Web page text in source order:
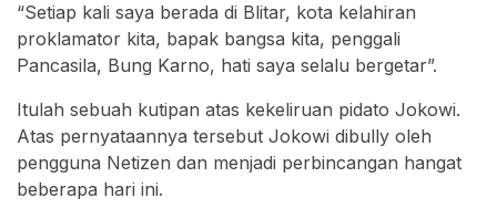
“Setiap kali saya berada di Blitar, kota kelahiran
proklamator kita, bapak bangsa kita, penggali
Pancasila, Bung Karno, hati saya selalu bergetar”.
Itulah sebuah kutipan atas kekeliruan pidato Jokowi.
Atas pernyataannya tersebut Jokowi dibully oleh
pengguna Netizen dan menjadi perbincangan hangat
beberapa hari ini.